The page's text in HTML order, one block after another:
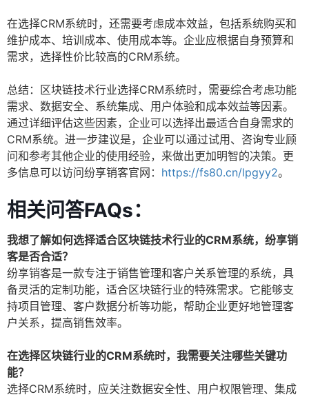
在选择CRM系统时，还需要考虑成本效益，包括系统购买和
维护成本、培训成本、使用成本等。企业应根据自身预算和
需求，选择性价比较高的CRM系统。
总结：区块链技术行业选择CRM系统时，需要综合考虑功能
需求、数据安全、系统集成、用户体验和成本效益等因素。
通过详细评估这些因素，企业可以选择出最适合自身需求的
CRM系统。进一步建议是，企业可以通过试用、咨询专业顾
问和参考其他企业的使用经验，来做出更加明智的决策。更
多信息可以访问纷享销客官网： https://fs80.cn/lpgyy2。
相关问答FAQs：
我想了解如何选择适合区块链技术行业的CRM系统，纷享销
客是否合适？
纷享销客是一款专注于销售管理和客户关系管理的系统，具
备灵活的定制功能，适合区块链行业的特殊需求。它能够支
持项目管理、客户数据分析等功能，帮助企业更好地管理客
户关系，提高销售效率。
在选择区块链行业的CRM系统时，我需要关注哪些关键功
能？
选择CRM系统时，应关注数据安全性、用户权限管理、集成